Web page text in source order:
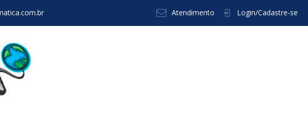
Atendimento Login/Cadastre-se